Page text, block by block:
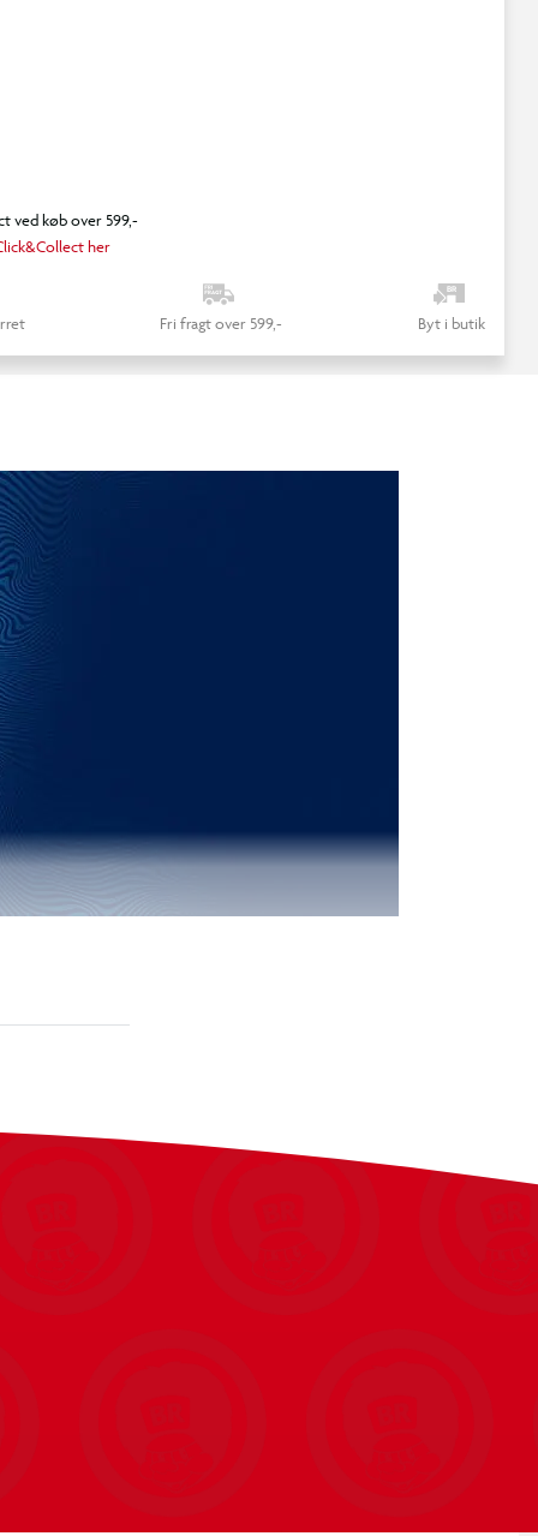
ved køb over 599,-
her
Fri fragt over 599,- Byt i butik